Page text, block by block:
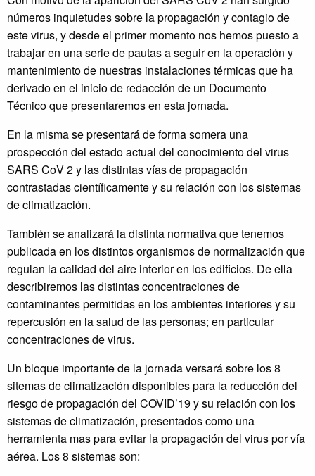
números inquietudes sobre la propagación y contagio de
este virus, y desde el primer momento nos hemos puesto a
trabajar en una serie de pautas a seguir en la operación y
mantenimiento de nuestras instalaciones térmicas que ha
derivado en el inicio de redacción de un Documento
Técnico que presentaremos en esta jornada.
En la misma se presentará de forma somera una
prospección del estado actual del conocimiento del virus
SARS CoV 2 y las distintas vías de propagación
contrastadas científicamente y su relación con los sistemas
de climatización.
También se analizará la distinta normativa que tenemos
publicada en los distintos organismos de normalización que
regulan la calidad del aire interior en los edificios. De ella
describiremos las distintas concentraciones de
contaminantes permitidas en los ambientes interiores y su
repercusión en la salud de las personas; en particular
concentraciones de virus.
Un bloque importante de la jornada versará sobre los 8
sitemas de climatización disponibles para la reducción del
riesgo de propagación del COVID’19 y su relación con los
sistemas de climatización, presentados como una
herramienta mas para evitar la propagación del virus por vía
aérea. Los 8 sistemas son: